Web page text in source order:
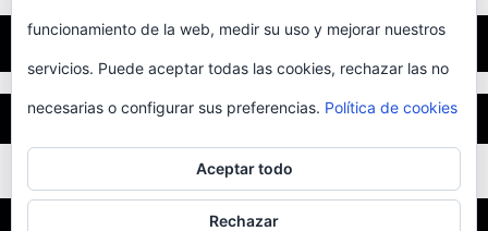
BEST ELEGANT TEMPLATES FOR ELEMENTOR
funcionamiento de la web, medir su uso y mejorar nuestros
servicios. Puede aceptar todas las cookies, rechazar las no
necesarias o configurar sus preferencias. Política de cookies
Aceptar todo
Rechazar